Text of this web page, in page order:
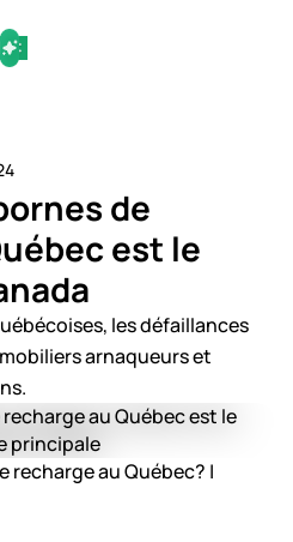
de
est le
les défaillances
arnaqueurs et
recharge au Québec? |